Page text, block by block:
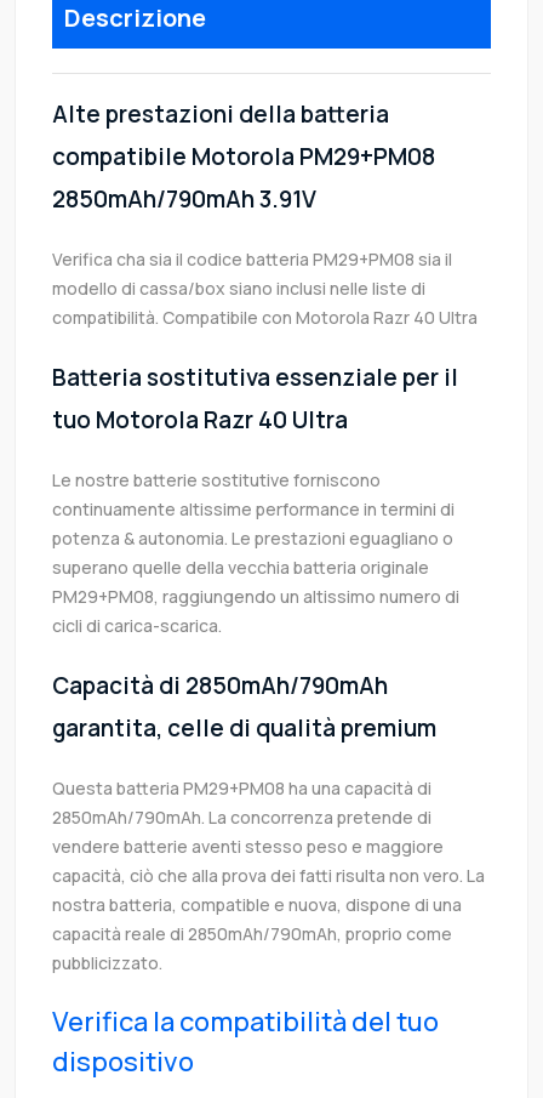
Descrizione
Alte prestazioni della batteria
compatibile Motorola PM29+PM08
2850mAh/790mAh 3.91V
Verifica cha sia il codice batteria PM29+PM08 sia il
modello di cassa/box siano inclusi nelle liste di
compatibilità. Compatibile con Motorola Razr 40 Ultra
Batteria sostitutiva essenziale per il
tuo Motorola Razr 40 Ultra
Le nostre batterie sostitutive forniscono
continuamente altissime performance in termini di
potenza & autonomia. Le prestazioni eguagliano o
superano quelle della vecchia batteria originale
PM29+PM08, raggiungendo un altissimo numero di
cicli di carica-scarica.
Capacità di 2850mAh/790mAh
garantita, celle di qualità premium
Questa batteria PM29+PM08 ha una capacità di
2850mAh/790mAh. La concorrenza pretende di
vendere batterie aventi stesso peso e maggiore
capacità, ciò che alla prova dei fatti risulta non vero. La
nostra batteria, compatible e nuova, dispone di una
capacità reale di 2850mAh/790mAh, proprio come
pubblicizzato.
Verifica la compatibilità del tuo
dispositivo